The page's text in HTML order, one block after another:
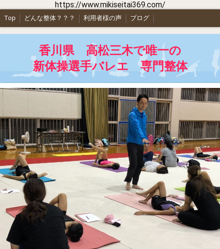
https://www.mikiseitai369.com/
Top どんな整体？？？ 利用者様の声 ブログ
香川県 高松三木で唯一の
新体操選手バレエ 専門整体